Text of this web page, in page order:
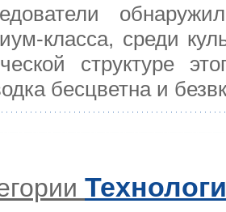
класса, среди
структуре
бесцветна и